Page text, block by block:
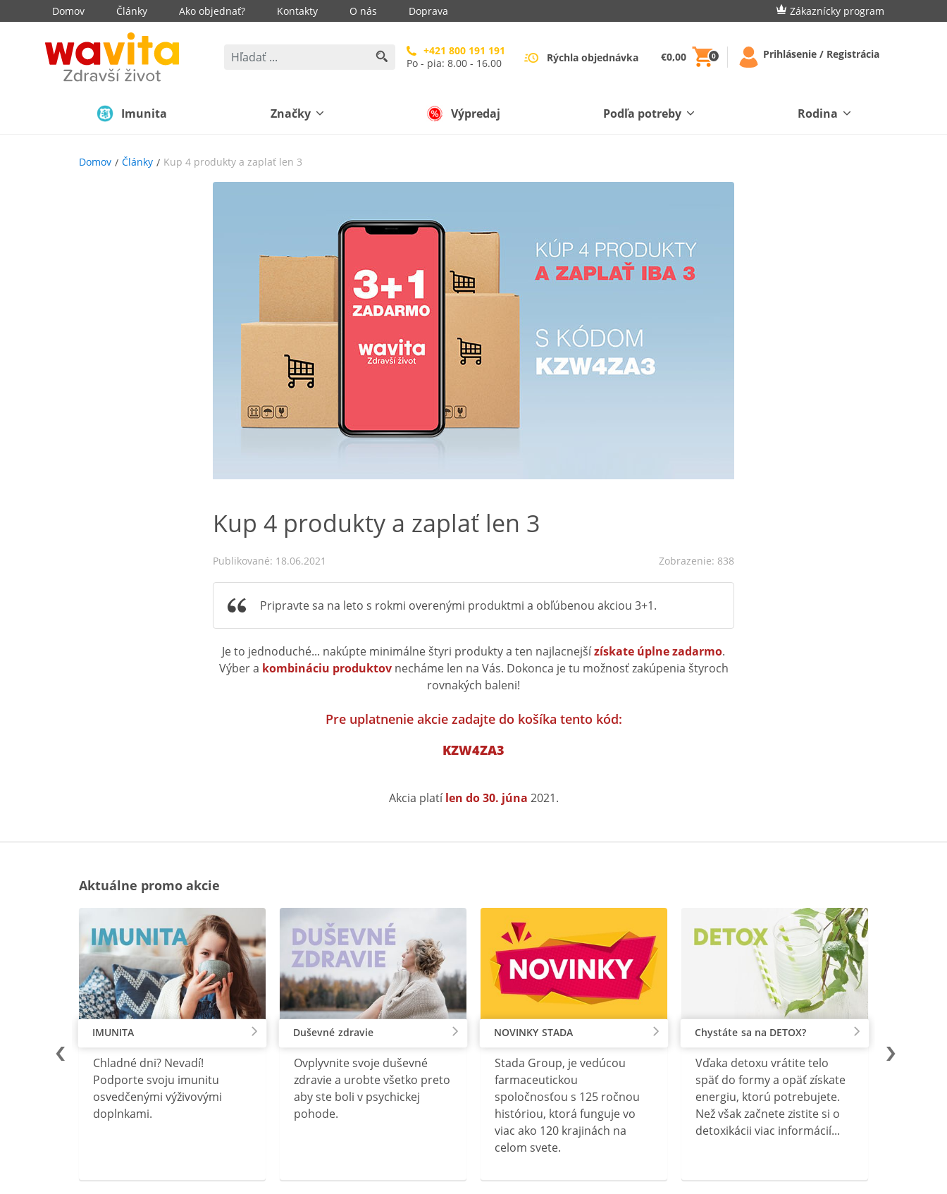
Domov Články Ako objednať? Kontakty O nás Doprava Zákaznícky program
+421 800 191 191
Po - pia: 8.00 - 16.00
Rýchla objednávka €0,00 0 Prihlásenie / Registrácia
Imunita Značky Výpredaj Podľa potreby Rodina
Domov Články Kup 4 produkty a zaplať len 3
Kup 4 produkty a zaplať len 3
Publikované: 18.06.2021 Zobrazenie: 838
Pripravte sa na leto s rokmi overenými produktmi a obľúbenou akciou 3+1.
Je to jednoduché... nakúpte minimálne štyri produkty a ten najlacnejšízískate úplne zadarmo.
Výber a kombináciu produktovnecháme len na Vás. Dokonca je tu možnosť zakúpenia štyroch
rovnakých baleni!
Pre uplatnenie akcie zadajte do košíka tento kód:
KZW4ZA3
Akcia platílen do 30. júna 2021.
Aktuálne promo akcie
IMUNITA
Chladné dni? Nevadí!
Podporte svoju imunitu
osvedčenými výživovými
doplnkami.
Duševné zdravie
Ovplyvnite svoje duševné
zdravie a urobte všetko preto
aby ste boli v psychickej
pohode.
NOVINKY STADA
Stada Group, je vedúcou
farmaceutickou
spoločnosťou s 125 ročnou
históriou, ktorá funguje vo
viac ako 120 krajinách na
celom svete.
Chystáte sa na DETOX?
Vďaka detoxu vrátite telo
späť do formy a opäť získate
energiu, ktorú potrebujete.
Než však začnete zistite si o
detoxikácii viac informácií...